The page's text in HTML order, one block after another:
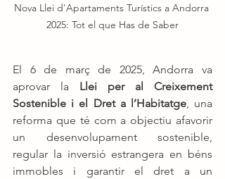
Nova Llei d'Apartaments Turístics a Andorra
2025: Tot el que Has de Saber
El 6 de març de 2025, Andorra va
aprovar la Llei per al Creixement
Sostenible i el Dret a l’Habitatge, una
reforma que té com a objectiu afavorir
un desenvolupament sostenible,
regular la inversió estrangera en béns
immobles i garantir el dret a un